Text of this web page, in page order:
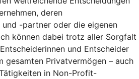
deren
-partner oder die eigenen
können dabei trotz aller Sorgfalt
und Entscheider
gesamten Privatvermögen – auch
in Non-Profit-